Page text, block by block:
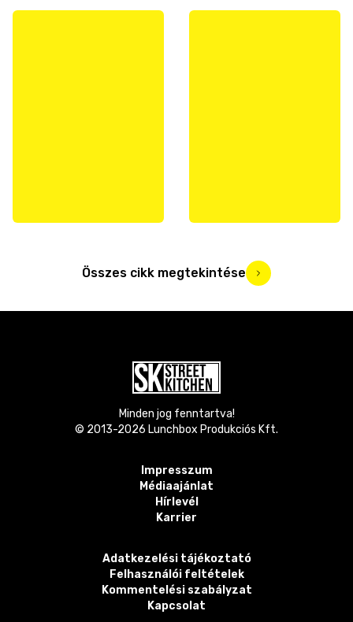
Összes cikk megtekintése
Minden jog fenntartva!
© 2013-2026 Lunchbox Produkciós Kft.
Impresszum
Médiaajánlat
Hírlevél
Karrier
Adatkezelési tájékoztató
Felhasználói feltételek
Kommentelési szabályzat
Kapcsolat